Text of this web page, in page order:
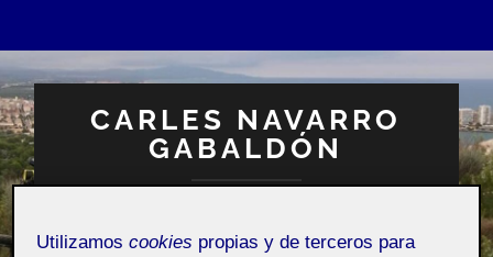
CARLES NAVARRO
GABALDÓN
Utilizamoscookies propias y de terceros para